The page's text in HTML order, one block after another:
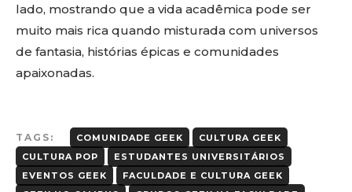
lado, mostrando que a vida acadêmica pode ser
muito mais rica quando misturada com universos
de fantasia, histórias épicas e comunidades
apaixonadas.
TAGS: COMUNIDADE GEEK
CULTURA GEEK
CULTURA POP
ESTUDANTES UNIVERSITÁRIOS
EVENTOS GEEK
FACULDADE E CULTURA GEEK